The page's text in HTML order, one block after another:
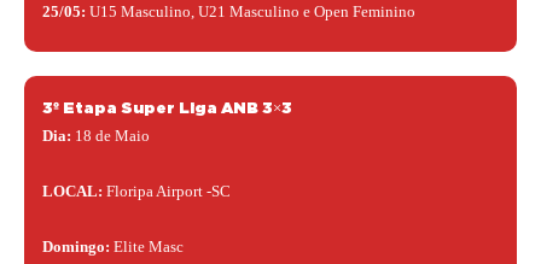
25/05: U15 Masculino, U21 Masculino e Open Feminino
3º Etapa Super Liga ANB 3×3
Dia: 18 de Maio
LOCAL: Floripa Airport -SC
Domingo: Elite Masc